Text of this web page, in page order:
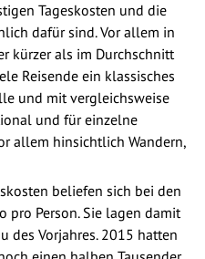
Tageskosten und die
dafür sind. Vor allem in
kürzer als im Durchschnitt
Reisende ein klassisches
und mit vergleichsweise
und für einzelne
allem hinsichtlich Wandern,
beliefen sich bei den
pro Person. Sie lagen damit
des Vorjahres. 2015 hatten